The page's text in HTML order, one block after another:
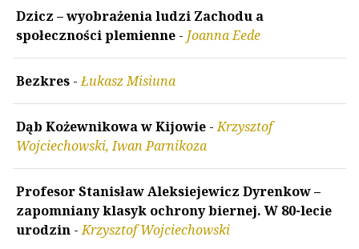
Dzicz – wyobrażenia ludzi Zachodu a
społeczności plemienne - Joanna Eede
Bezkres -Łukasz Misiuna
Dąb Kożewnikowa w Kijowie -Krzysztof
Wojciechowski, Iwan Parnikoza
Profesor Stanisław Aleksiejewicz Dyrenkow –
zapomniany klasyk ochrony biernej. W 80-lecie
urodzin -Krzysztof Wojciechowski